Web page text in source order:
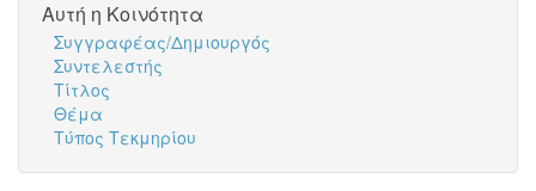
Αυτή η Κοινότητα
Συγγραφέας/Δημιουργός
Συντελεστής
Τίτλος
Θέμα
Τύπος Τεκμηρίου